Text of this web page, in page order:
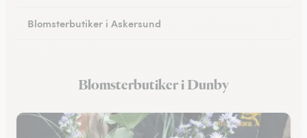
Blomsterbutiker i Askersund
Blomsterbutiker i Lindesberg
Blomsterbutiker i Dunby